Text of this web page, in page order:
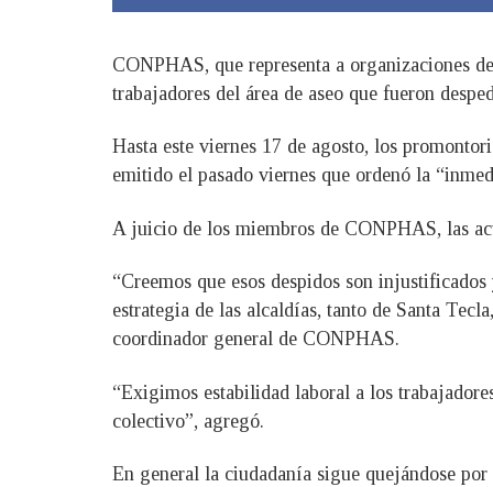
CONPHAS, que representa a organizaciones
trabajadores del área de aseo que fueron
Hasta este viernes 17 de agosto, los
emitido el pasado viernes que ordenó la
A juicio de los miembros de CONPHAS, las
“Creemos que esos despidos son
estrategia de las alcaldías, tanto de Santa
coordinador general de CONPHAS.
“Exigimos estabilidad laboral a los
colectivo”, agregó.
En general la ciudadanía sigue quejándose